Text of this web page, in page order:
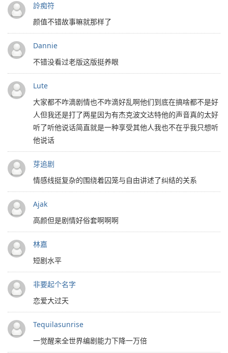
詅痴符
颜值不错故事嘛就那样了
Dannie
不错没看过老版这版挺养眼
Lute
大家都不咋滴剧情也不咋滴好乱啊他们到底在搞啥都不是好
人但我还是打了两星因为有杰克波文达特他的声音真的太好
听了听他说话简直就是一种享受其他人我也不在乎我只想听
他说话
芽追剧
情感线挺复杂的围绕着囚笼与自由讲述了纠结的关系
Ajak
高颜但是剧情好俗套啊啊啊
林嘉
短剧水平
非要起个名字
恋爱大过天
Tequilasunrise
一觉醒来全世界编剧能力下降一万倍